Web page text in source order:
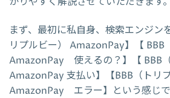
まず、最初に私自身、検索エンジン
リプルビー） AmazonPay】【 BBB
AmazonPay 使えるの？】【 BBB（
AmazonPay 支払い】【BBB（トリプ
AmazonPay エラー】という感じ